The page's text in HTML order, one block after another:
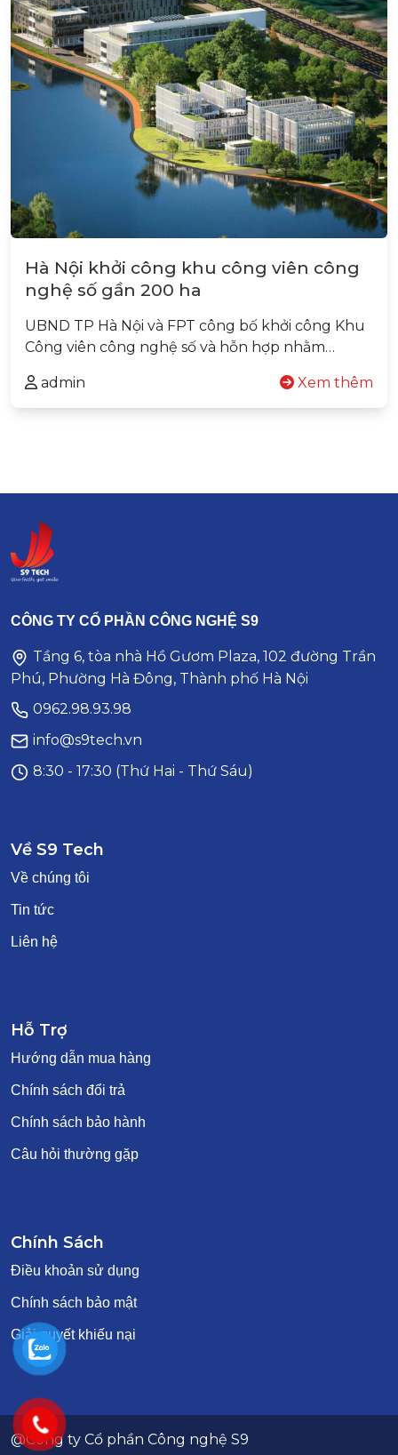
Hà Nội khởi công khu công viên công
nghệ số gần 200 ha
UBND TP Hà Nội và FPT công bố khởi công Khu
Công viên công nghệ số và hỗn hợp nhằm…
admin Xem thêm
CÔNG TY CỔ PHẦN CÔNG NGHỆ S9
Tầng 6, tòa nhà Hồ Gươm Plaza, 102 đường Trần
Phú, Phường Hà Đông, Thành phố Hà Nội
0962.98.93.98
info@s9tech.vn
8:30 - 17:30 (Thứ Hai - Thứ Sáu)
Về S9 Tech
Về chúng tôi
Tin tức
Liên hệ
Hỗ Trợ
Hướng dẫn mua hàng
Chính sách đổi trả
Chính sách bảo hành
Câu hỏi thường gặp
Chính Sách
Điều khoản sử dụng
Chính sách bảo mật
Giải quyết khiếu nại
@Công ty Cổ phần Công nghệ S9